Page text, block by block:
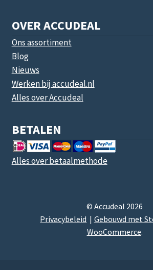
OVER ACCUDEAL
Ons assortiment
Blog
Nieuws
Werken bij accudeal.nl
Alles over Accudeal
BETALEN
Alles over betaalmethode
© Accudeal 2026
Privacybeleid
Gebouwd met
WooCommerce.